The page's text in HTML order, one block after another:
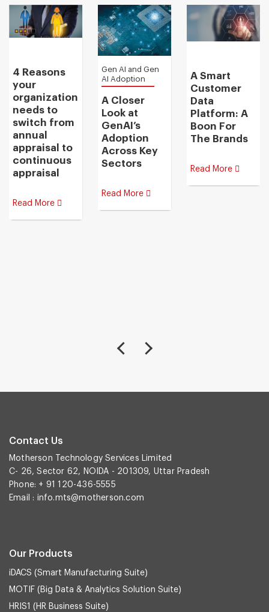
4 Reasons
your
organization
needs to
switch from
annual
appraisal to
continuous
appraisal
Read More
Gen AI and Gen
AI Adoption
A Closer
Look at
GenAI’s
Adoption
Across Key
Sectors
Read More
A Smart
Customer
Data
Platform: A
Boon For
The Brands
Read More
Contact Us
Motherson Technology Services Limited
C- 26, Sector 62, NOIDA - 201309, Uttar Pradesh
Phone: + 91 120-436-5555
Email : info.mts@motherson.com
Our Products
iDACS (Smart Manufacturing Suite)
MOTIF (Big Data & Analytics Solution Suite)
HRIS1 (HR Business Suite)